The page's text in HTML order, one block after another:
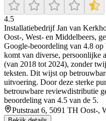
4.5
Installatiebedrijf Jan van
Oost‑, West‑ en Middelbeers,
Google-beoordeling van 4.8
komt van diverse, persoonlijke
(van 2018 tot 2024), zonder
teksten. Dit wijst op
uitvoering. Door deze sterke
betrouwbare reviewdistributie
beoordeling van 4.5 van de 5.
Putstraat 6, 5091 TH Oost-,